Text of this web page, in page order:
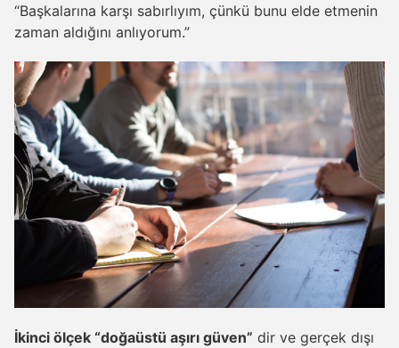
“Başkalarına karşı sabırlıyım, çünkü bunu elde etmenin
zaman aldığını anlıyorum.”
İkinci ölçek “doğaüstü aşırı güven” dir ve gerçek dışı